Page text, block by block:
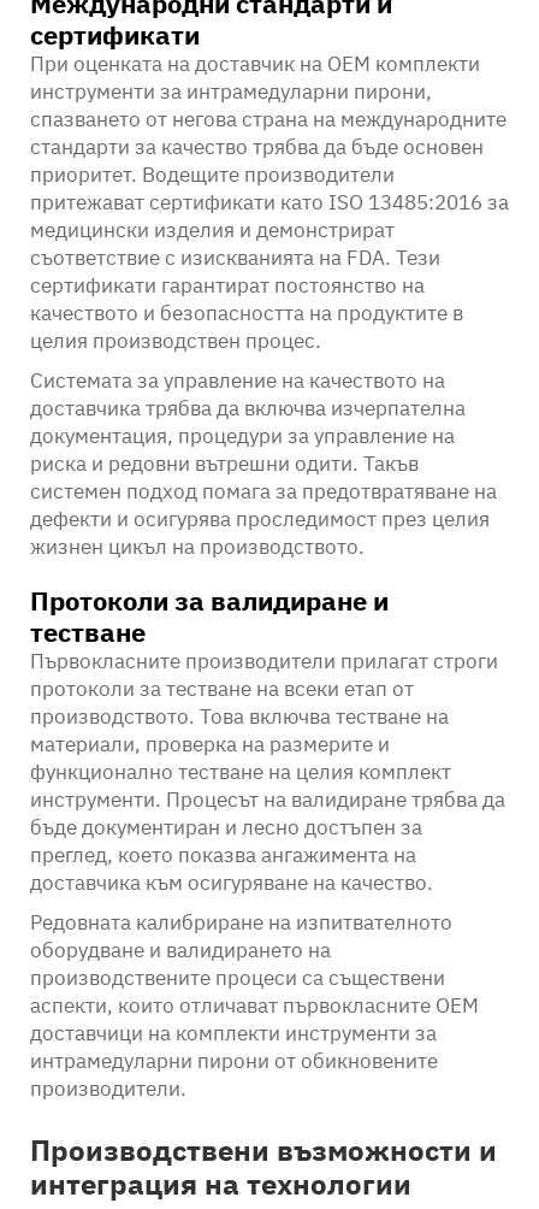
сертификати
При оценката на доставчик на OEM комплекти
инструменти за интрамедуларни пирони,
спазването от негова страна на международните
стандарти за качество трябва да бъде основен
приоритет. Водещите производители
притежават сертификати като ISO 13485:2016 за
медицински изделия и демонстрират
съответствие с изискванията на FDA. Тези
сертификати гарантират постоянство на
качеството и безопасността на продуктите в
целия производствен процес.
Системата за управление на качеството на
доставчика трябва да включва изчерпателна
документация, процедури за управление на
риска и редовни вътрешни одити. Такъв
системен подход помага за предотвратяване на
дефекти и осигурява проследимост през целия
жизнен цикъл на производството.
Протоколи за валидиране и
тестване
Първокласните производители прилагат строги
протоколи за тестване на всеки етап от
производството. Това включва тестване на
материали, проверка на размерите и
функционално тестване на целия комплект
инструменти. Процесът на валидиране трябва да
бъде документиран и лесно достъпен за
преглед, което показва ангажимента на
доставчика към осигуряване на качество.
Редовната калибриране на изпитвателното
оборудване и валидирането на
производствените процеси са съществени
аспекти, които отличават първокласните OEM
доставчици на комплекти инструменти за
интрамедуларни пирони от обикновените
производители.
Производствени възможности и
интеграция на технологии